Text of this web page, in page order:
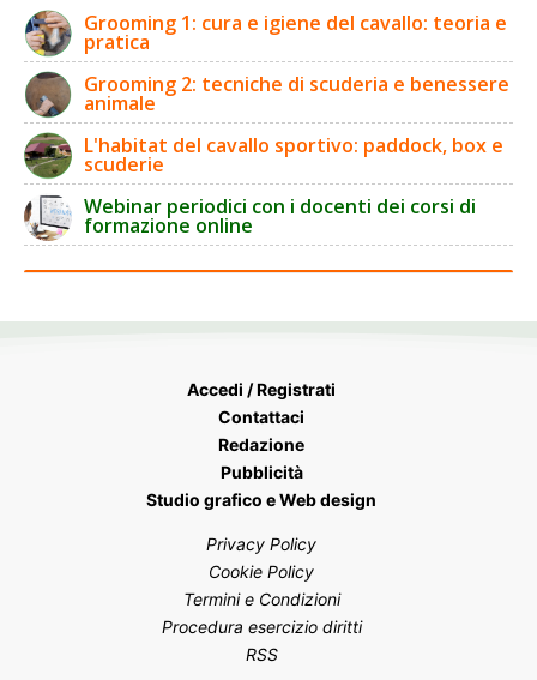
Grooming 1: cura e igiene del cavallo: teoria e
pratica
Grooming 2: tecniche di scuderia e benessere
animale
L'habitat del cavallo sportivo: paddock, box e
scuderie
Webinar periodici con i docenti dei corsi di
formazione online
Accedi / Registrati
Contattaci
Redazione
Pubblicità
Studio grafico e Web design
Privacy Policy
Cookie Policy
Termini e Condizioni
Procedura esercizio diritti
RSS